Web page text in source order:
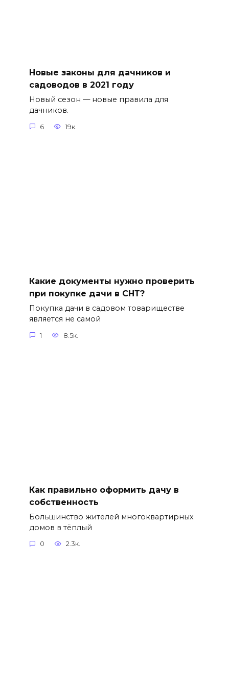
Новые законы для дачников и
садоводов в 2021 году
Новый сезон — новые правила для
дачников.
6 19к.
Какие документы нужно проверить
при покупке дачи в СНТ?
Покупка дачи в садовом товариществе
является не самой
1 8.5к.
Как правильно оформить дачу в
собственность
Большинство жителей многоквартирных
домов в тёплый
0 2.3к.